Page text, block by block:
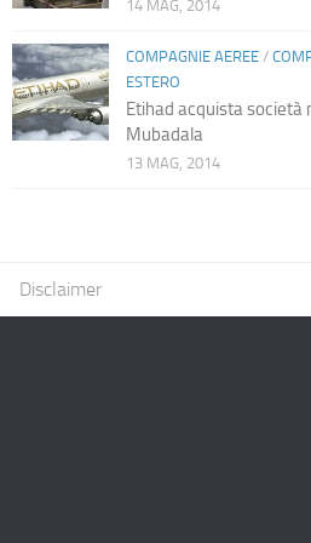
14 MAG, 2014
COMPAGNIE AEREE/
ESTERO
Etihad acquista società
Mubadala
13 MAG, 2014
Disclaimer